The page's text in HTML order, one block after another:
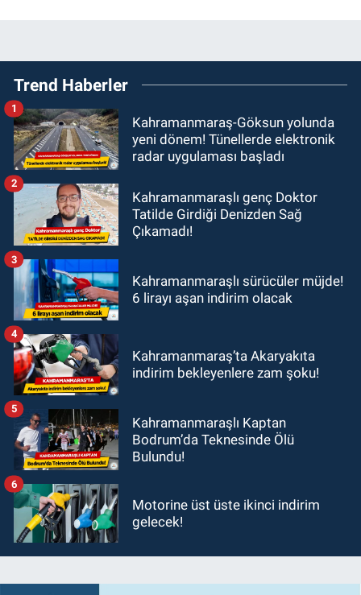
Trend Haberler
Kahramanmaraş-Göksun yolunda
yeni dönem! Tünellerde elektronik
radar uygulaması başladı
1
Kahramanmaraşlı genç Doktor
Tatilde Girdiği Denizden Sağ
Çıkamadı!
2
Kahramanmaraşlı sürücüler müjde!
6 lirayı aşan indirim olacak
3
Kahramanmaraş’ta Akaryakıta
indirim bekleyenlere zam şoku!
4
Kahramanmaraşlı Kaptan
Bodrum’da Teknesinde Ölü
Bulundu!
5
Motorine üst üste ikinci indirim
gelecek!
6